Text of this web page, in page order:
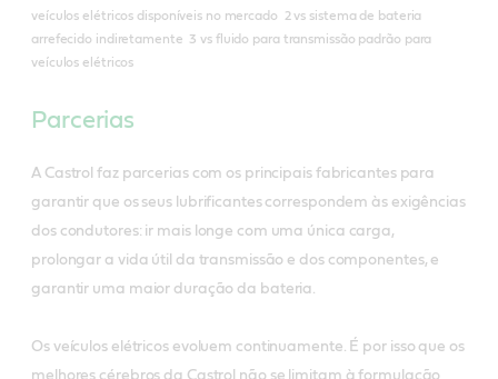
veículos elétricos disponíveis no mercado 2 vs sistema de bateria
arrefecido indiretamente 3 vs fluido para transmissão padrão para
veículos elétricos
Parcerias
A Castrol faz parcerias com os principais fabricantes para
garantir que os seus lubrificantes correspondem às exigências
dos condutores: ir mais longe com uma única carga,
prolongar a vida útil da transmissão e dos componentes, e
garantir uma maior duração da bateria.
Os veículos elétricos evoluem continuamente. É por isso que os
melhores cérebros da Castrol não se limitam à formulação